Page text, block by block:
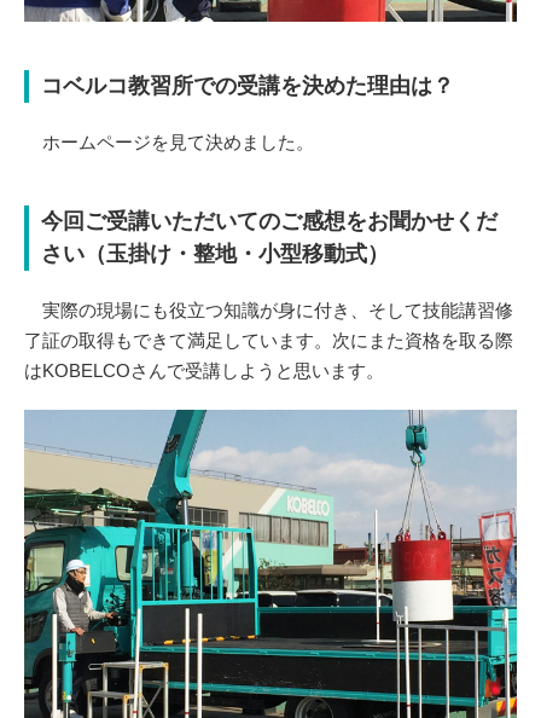
コベルコ教習所での受講を決めた理由は？
ホームページを見て決めました。
今回ご受講いただいてのご感想をお聞かせくだ
さい（玉掛け・整地・小型移動式）
実際の現場にも役立つ知識が身に付き、そして技能講習修
了証の取得もできて満足しています。次にまた資格を取る際
はKOBELCOさんで受講しようと思います。